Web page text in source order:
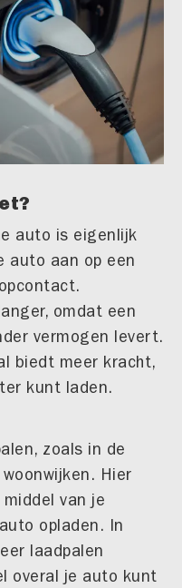
auto is eigenlijk
auto aan op een
omdat een
vermogen levert.
biedt meer kracht,
kunt laden.
zoals in de
Hier
van je
opladen. In
laadpalen
overal je auto kunt